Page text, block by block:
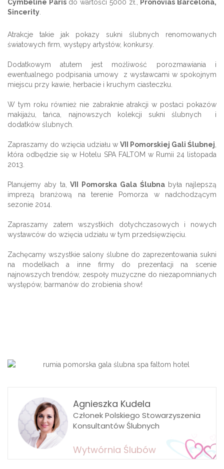
Cymbeline Parisdo wartości 5000 zł.,
Pronovias Barcelona,
Sincerity
Atrakcje takie jak pokazy sukni ślubnych renomowanych
światowych firm, występy artystów, konkursy.
Dodatkowym atutem jest możliwość porozmawiania i
ewentualnego podpisania umowy z wystawcami w spokojnym
miejscu przy kawie, herbacie i kruchym ciasteczku.
W tym roku również nie zabraknie atrakcji w postaci pokazów
makijażu, tańca, najnowszych kolekcji sukni ślubnych i
dodatków ślubnych.
Zapraszamy do wzięcia udziału w VII Pomorskiej Gali Ślubnej
która odbędzie się w Hotelu SPA FALTOM w Rumii 24 listopada
2013.
Planujemy aby ta,VII Pomorska Gala Ślubnabyła najlepszą
imprezą branżową na terenie Pomorza w nadchodzącym
sezonie 2014.
Zapraszamy zatem wszystkich dotychczasowych i nowych
wystawców do wzięcia udziału w tym przedsięwzięciu.
Zachęcamy wszystkie salony ślubne do zaprezentowania sukni
na modelkach a inne firmy do prezentacji na scenie
najnowszych trendów, zespoły muzyczne do niezapomnianych
występów, barmanów do zrobienia show!
Agnieszka Kudela
Członek Polskiego Stowarzyszenia
Konsultantów Ślubnych
Wytwórnia Ślubów